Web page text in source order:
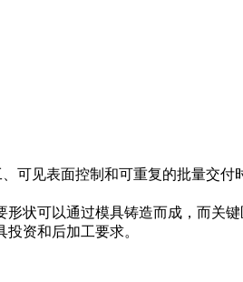
可见表面控制和可重复的批量交
状可以通过模具铸造而成，而关键
资和后加工要求。